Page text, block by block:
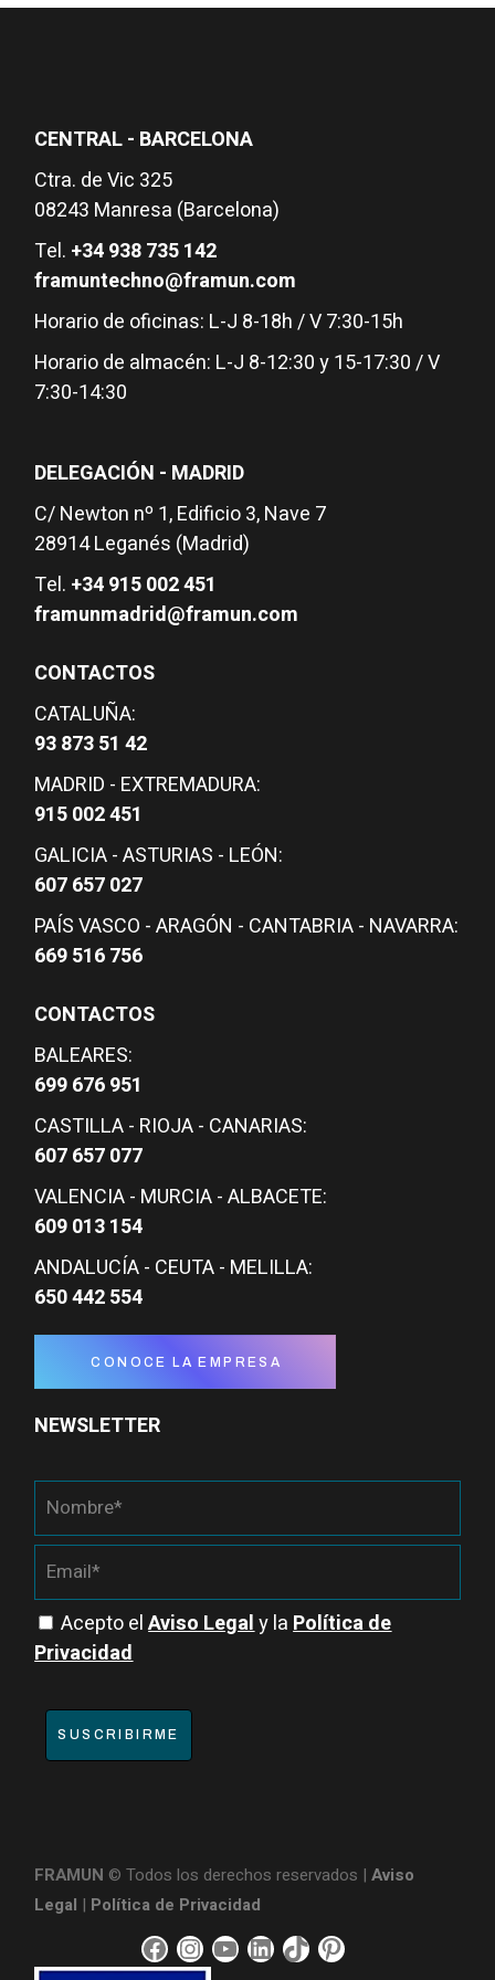
CENTRAL - BARCELONA
Ctra. de Vic 325
08243 Manresa (Barcelona)
Tel. +34 938 735 142
framuntechno@framun.com
Horario de oficinas: L-J 8-18h / V 7:30-15h
Horario de almacén: L-J 8-12:30 y 15-17:30 / V
7:30-14:30
DELEGACIÓN - MADRID
C/ Newton nº 1, Edificio 3, Nave 7
28914 Leganés (Madrid)
Tel. +34 915 002 451
framunmadrid@framun.com
CONTACTOS
CATALUÑA:
93 873 51 42
MADRID - EXTREMADURA:
915 002 451
GALICIA - ASTURIAS - LEÓN:
607 657 027
PAÍS VASCO - ARAGÓN - CANTABRIA - NAVARRA:
669 516 756
CONTACTOS
BALEARES:
699 676 951
CASTILLA - RIOJA - CANARIAS:
607 657 077
VALENCIA - MURCIA - ALBACETE:
609 013 154
ANDALUCÍA - CEUTA - MELILLA:
650 442 554
CONOCE LA EMPRESA
NEWSLETTER
Acepto elAviso Legaly laPolítica de
Privacidad
SUSCRIBIRME
FRAMUN © Todos los derechos reservados |Aviso
Legal | Política de Privacidad
F I Y L T P